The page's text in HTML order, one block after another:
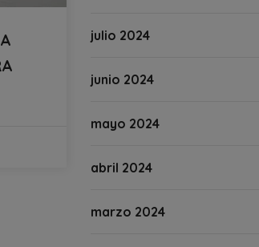
julio 2024
junio 2024
mayo 2024
abril 2024
marzo 2024